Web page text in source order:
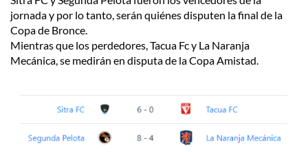
jornada y por lo tanto, serán quiénes disputen la final de la
Copa de Bronce.
Mientras que los perdedores, Tacua Fc y La Naranja
Mecánica, se medirán en disputa de la Copa Amistad.